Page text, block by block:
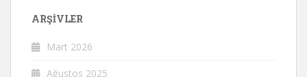
ARŞIVLER
Mart 2026
Ağustos 2025